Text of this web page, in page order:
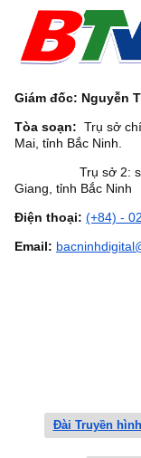
Giám đốc: Nguyễn
Tòa soạn: Trụ sở
Mai, tỉnh Bắc Ninh.
Trụ sở 2: số 49
Giang, tỉnh Bắc Ninh
Điện thoại: (+84) -
Email:
Đài Truyền